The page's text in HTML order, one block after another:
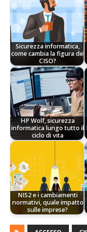
Sicurezza informatica,
come cambia la figura del
CISO?
HP Wolf, sicurezza
informatica lungo tutto il
ciclo di vita
NIS2 e i cambiamenti
normativi, quale impatto
sulle imprese?